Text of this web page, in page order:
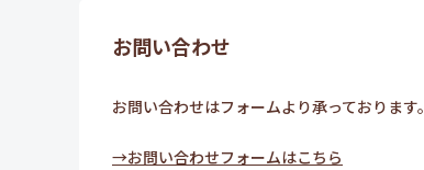
お問い合わせ
お問い合わせはフォームより承っております。
→お問い合わせフォームはこちら